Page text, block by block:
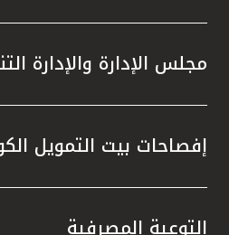
مجلس الإدارة والإدارة
إفصاحات بيت التمويل
التوعية المصرفية